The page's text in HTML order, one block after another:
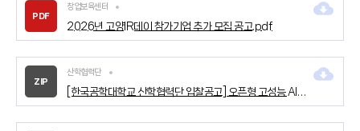
PDF
창업보육센터
2026년 고양IR데이 참가기업 추가 모집 공고.pdf
ZIP
산학협력단
[한국공학대학교 산학협력단 입찰공고] 오픈형 고성능 AI서비스 운영플랫폼 구축용 서버.zip